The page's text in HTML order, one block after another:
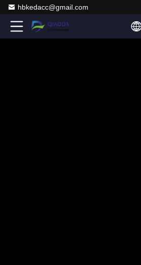
hbkedacc@gmail.com